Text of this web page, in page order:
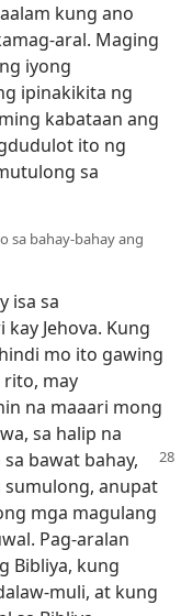
kung ano
aral. Maging
iyong
ipinakikita ng
kabataan ang
ito ng
sa
sa bahay-bahay ang
isa sa
Jehova. Kung
mo ito gawing
rito, may
na maaari mong
sa halip na
bawat bahay,
sumulong, anupat
mga magulang
Pag-aralan
Bibliya, kung
muli, at kung